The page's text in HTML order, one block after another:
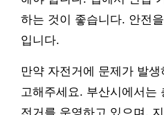
하는 것이 좋습니다. 안전
입니다.
만약 자전거에 문제가 발
고해주세요. 부산시에서는